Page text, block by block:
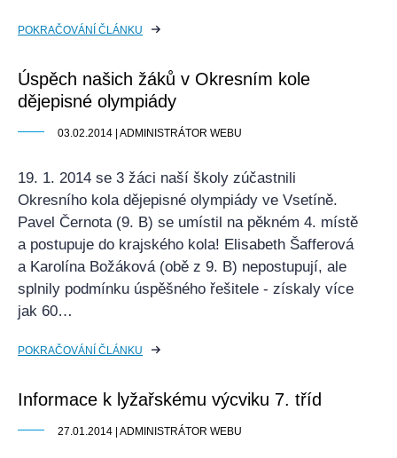
POKRAČOVÁNÍ ČLÁNKU
Úspěch našich žáků v Okresním kole
dějepisné olympiády
03.02.2014 | ADMINISTRÁTOR WEBU
19. 1. 2014 se 3 žáci naší školy zúčastnili
Okresního kola dějepisné olympiády ve Vsetíně.
Pavel Černota (9. B) se umístil na pěkném 4. místě
a postupuje do krajského kola! Elisabeth Šafferová
a Karolína Božáková (obě z 9. B) nepostupují, ale
splnily podmínku úspěšného řešitele - získaly více
jak 60…
POKRAČOVÁNÍ ČLÁNKU
Informace k lyžařskému výcviku 7. tříd
27.01.2014 | ADMINISTRÁTOR WEBU